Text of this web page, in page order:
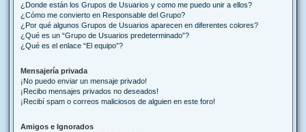
¿Donde están los Grupos de Usuarios y como me puedo unir a ellos?
¿Cómo me convierto en Responsable del Grupo?
¿Por qué algunos Grupos de Usuarios aparecen en diferentes colores?
¿Qué es un “Grupo de Usuarios predeterminado”?
¿Qué es el enlace “El equipo”?
Mensajería privada
¡No puedo enviar un mensaje privado!
¡Recibo mensajes privados no deseados!
¡Recibí spam o correos maliciosos de alguien en este foro!
Amigos e Ignorados